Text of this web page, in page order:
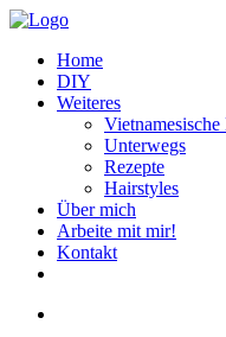
Home
DIY
Weiteres
Unterwegs
Rezepte
Hairstyles
Über mich
Arbeite mit mir!
Kontakt